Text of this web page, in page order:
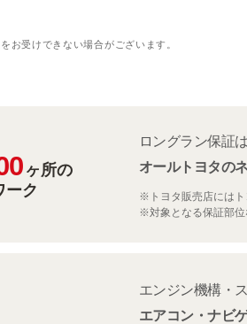
お受けできない場合がございます。
ヶ所の
ーク
ロングラン保証
オールトヨタの
※トヨタ販売店にはト
※対象となる保証部位
エンジン機構・
エアコン・ナビ